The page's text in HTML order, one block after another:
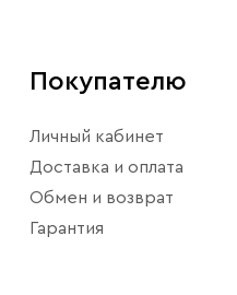
Покупателю
Личный кабинет
Доставка и оплата
Обмен и возврат
Гарантия